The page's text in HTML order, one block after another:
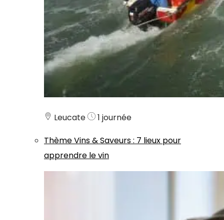
Leucate
1 journée
ThèmeVins & Saveurs: 7 lieux pour
apprendre le vin